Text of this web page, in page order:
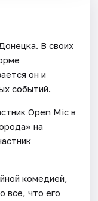
В своих
он и
событий.
Open Mic в
на
комедией,
все, что его